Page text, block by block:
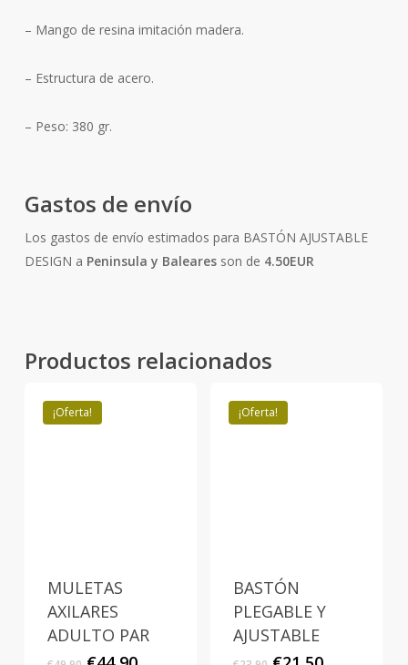
– Mango de resina imitación madera.
– Estructura de acero.
– Peso: 380 gr.
Gastos de envío
Los gastos de envío estimados para BASTÓN AJUSTABLE
DESIGN a Peninsula y Balearesson de 4.50EUR
Productos relacionados
¡Oferta!
MULETAS
AXILARES
ADULTO PAR
¡Oferta!
BASTÓN
PLEGABLE Y
AJUSTABLE